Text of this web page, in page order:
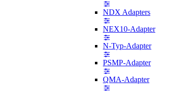
NDX Adapters
NEX10-Adapter
N-Typ-Adapter
PSMP-Adapter
QMA-Adapter